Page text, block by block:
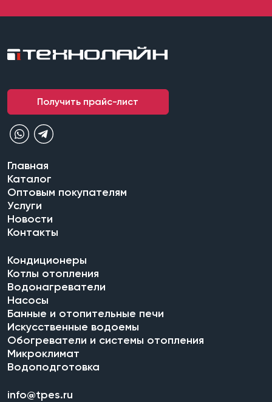
Получить прайс-лист
Главная
Каталог
Оптовым покупателям
Услуги
Новости
Контакты
Кондиционеры
Котлы отопления
Водонагреватели
Насосы
Банные и отопительные печи
Искусственные водоемы
Обогреватели и системы отопления
Микроклимат
Водоподготовка
info@tpes.ru